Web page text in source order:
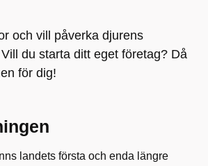
och vill påverka djurens
du starta ditt eget företag? Då
för dig!
landets första och enda längre